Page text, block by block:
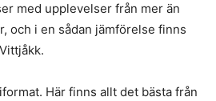
med upplevelser från mer än
och i en sådan jämförelse finns
Här finns allt det bästa från